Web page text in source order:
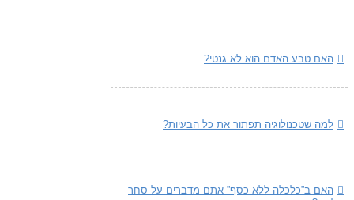
האם טבע האדם הוא לא גנטי?
למה שטכנולוגיה תפתור את כל הבעיות?
האם ב”כלכלה ללא כסף” אתם מדברים על סחר